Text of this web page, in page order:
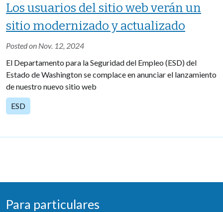
Los usuarios del sitio web verán un
sitio modernizado y actualizado
Posted on Nov. 12, 2024
El Departamento para la Seguridad del Empleo (ESD) del
Estado de Washington se complace en anunciar el lanzamiento
de nuestro nuevo sitio web
ESD
Para particulares